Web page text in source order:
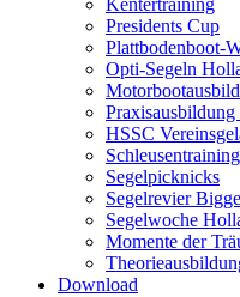
Kentertraining
Presidents Cup
Plattbodenboot-
Opti-Segeln
Praxisausbildung
HSSC
Schleusentraining
Segelpicknicks
Segelrevier
Segelwoche
Momente der
Download